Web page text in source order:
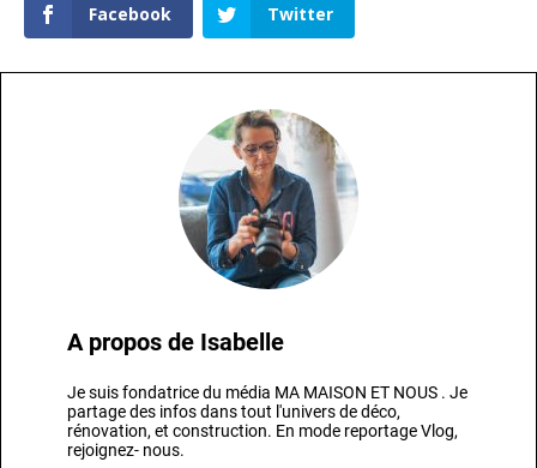
Facebook Twitter
A propos de Isabelle
Je suis fondatrice du média MA MAISON ET NOUS . Je
partage des infos dans tout l'univers de déco,
rénovation, et construction. En mode reportage Vlog,
rejoignez- nous.